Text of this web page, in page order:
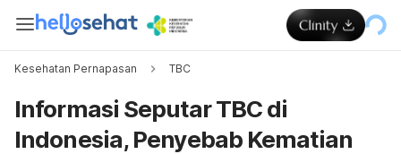
Kesehatan Pernapasan TBC
Informasi Seputar TBC di
Indonesia, Penyebab Kematian